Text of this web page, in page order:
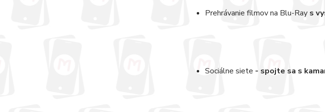
Prehrávanie filmov na Blu-Rays
Sociálne siete - spojte sa s